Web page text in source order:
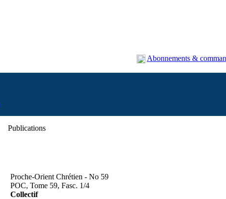
Abonnements &
Publications
Proche-Orient Chrétien - No 59
POC, Tome 59, Fasc. 1/4
Collectif